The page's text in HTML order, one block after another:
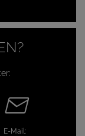
E-Mail: